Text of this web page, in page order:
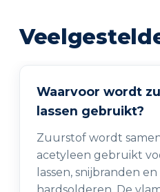
Waarvoor wordt
lassen gebruikt?
Zuurstof wordt
acetyleen gebruikt
lassen, snijbranden en